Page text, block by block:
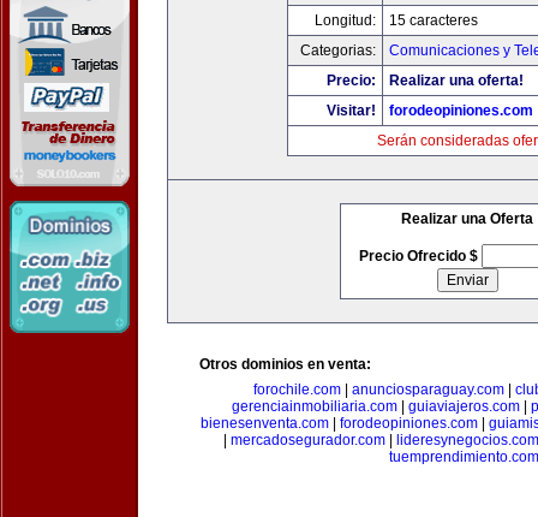
Longitud:
15 caracteres
Categorias:
Comunicaciones y
Precio:
Realizar una oferta!
Visitar!
forodeopiniones.com
Serán consideradas
Realizar una Oferta
Precio Ofrecido $
Otros dominios en venta:
forochile.com| anunciosparaguay.com|
gerenciainmobiliaria.com
guiaviajeros.com
bienesenventa.com
forodeopiniones.com
mercadosegurador.com
lideresynegocios.com
tuemprendimiento.com